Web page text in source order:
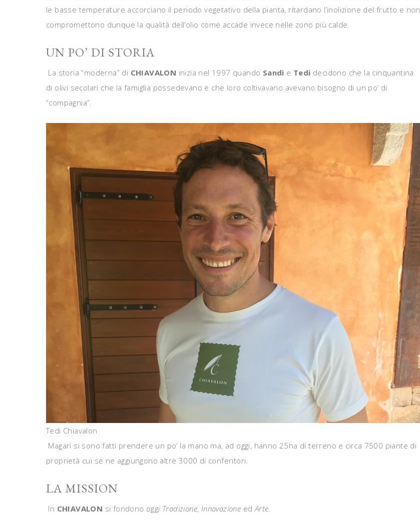
le basse temperature accorciano il periodo vegetativo della pianta, ritardano l’inolizione del frutto e non
compromettono dunque la qualità dell’olio come accade invece nelle zono più calde.
UN PO’ DI STORIA
La storia “moderna” di CHIAVALON inizia nel 1997 quando Sandi e Tedi decidono che la cinquantina
di olivi secolari che la famiglia possedevano e che loro coltivavano avevano bisogno di un po’ di
“compagnia”.
Tedi Chiavalon
Magari si sono fatti prendere un po’ la mano ma, ad oggi, hanno 25ha di terreno e circa 7500 piante di
proprietà cui se ne aggiungono altre 3000 di conferitori.
LA MISSION
In CHIAVALON si fondono oggi Tradizione, Innovazione edArte.